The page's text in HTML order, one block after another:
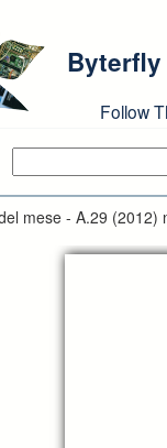
Byterfly
Follow
mese - A.29 (2012)